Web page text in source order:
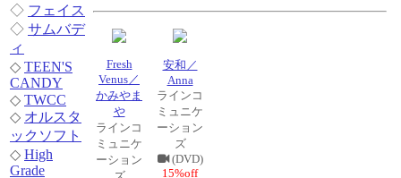
◇ フェイス
◇ サムバデ
ィ
◇ TEEN'S
CANDY
◇ TWCC
◇ オルスタ
ックソフト
◇ High
Grade
Fresh
Venus／
かみやま
や
ラインコ
ミュニケ
ーション
安和／
Anna
ラインコ
ミュニケ
ーション
ズ
(DVD)
15%off